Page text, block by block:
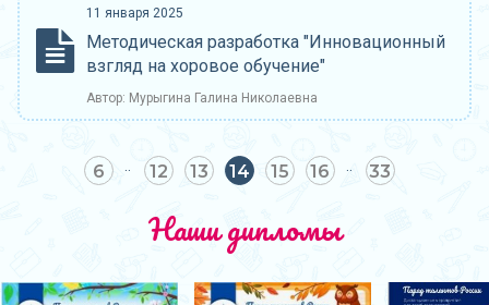
11 января 2025
Методическая разработка "Инновационный
взгляд на хоровое обучение"
Автор: Мурыгина Галина Николаевна
6 12 13 14 15 16 33
Наши дипломы